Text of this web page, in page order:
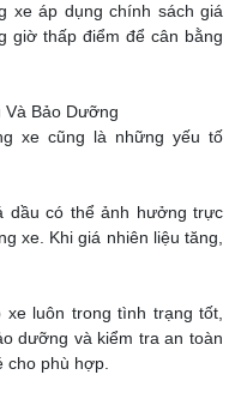
xe áp dụng chính sách giá
giờ thấp điểm để cân bằng
Bảo Dưỡng
xe cũng là những yếu tố
dầu có thể ảnh hưởng trực
xe. Khi giá nhiên liệu tăng,
luôn trong tình trạng tốt,
dưỡng và kiểm tra an toàn
cho phù hợp.